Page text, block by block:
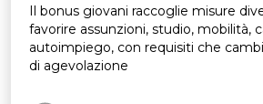
Il bonus giovani raccoglie misure
favorire assunzioni, studio, mobilità,
autoimpiego, con requisiti che
di agevolazione